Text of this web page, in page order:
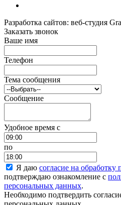
Разработка сайтов: веб-студия
Заказать звонок
Ваше имя
Телефон
Тема сообщения
Сообщение
Удобное время c
по
Я даю согласие на
подтверждаю ознакомление с
персональных данных.
Необходимо подтвердить